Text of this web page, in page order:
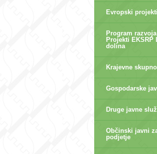
Evropski projekti
Program
Projekti EKSRP
dolina
Krajevne
Gospodarske
Druge javne
Občinski javni
podjetje